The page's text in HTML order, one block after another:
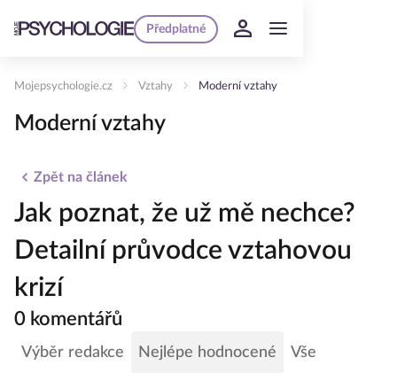
Předplatné
Mojepsychologie.cz Vztahy Moderní vztahy
Moderní vztahy
Zpět na článek
Jak poznat, že už mě nechce?
Detailní průvodce vztahovou
krizí
0 komentářů
Výběr redakce Nejlépe hodnocené Vše